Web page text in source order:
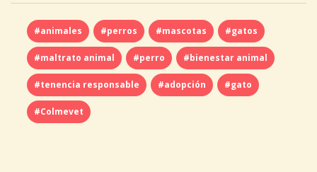
#animales #perros #mascotas #gatos
#maltrato animal #perro #bienestar animal
#tenencia responsable #adopción #gato
#Colmevet